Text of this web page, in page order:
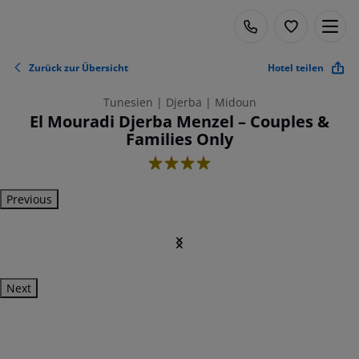
Zurück zur Übersicht Hotel teilen
Tunesien | Djerba | Midoun
El Mouradi Djerba Menzel – Couples &
Families Only
4
Previous
Next